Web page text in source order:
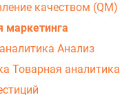
качеством (QM)
маркетинга
Анализ
Товарная аналитика